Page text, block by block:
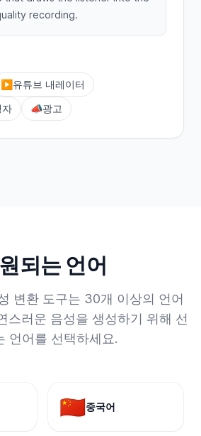
recording.
▶️ 유튜브 내레이터
자 📣광고
되는 언어
변환 도구는 30개 이상의 언어
스러운 음성을 생성하기 위해 선
언어를 선택하세요.
🇨🇳중국어